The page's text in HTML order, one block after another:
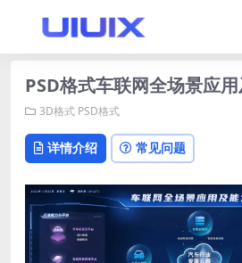
PSD格式车联网全场景应
3D格式 PSD格式
详情介绍 常见问题